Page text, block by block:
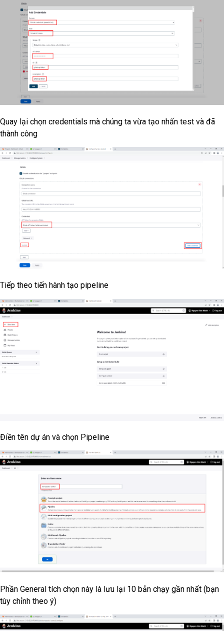
Quay lại chọn credentials mà chúng ta vừa tạo nhấn test và đã
thành công
Tiếp theo tiến hành tạo pipeline
Điền tên dự án và chọn Pipeline
Phần General tích chọn này là lưu lại 10 bản chạy gần nhất (bạn
tùy chỉnh theo ý)